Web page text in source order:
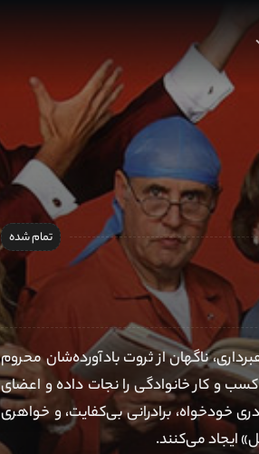
تمام شده
ناگهان از ثروت بادآورده‌شان محروم
و کار خانوادگی را نجات داده و اعضای
خودخواه، برادرانی بی‌کفایت، و خواهری
ایجاد می‌کنند.